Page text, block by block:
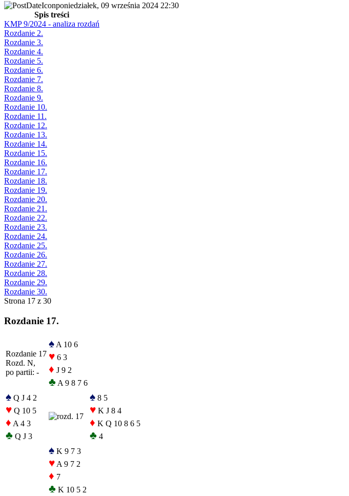
poniedziałek, 09 września 2024 22:30
Spis treści
KMP 9/2024 - analiza rozdań
Rozdanie 2.
Rozdanie 3.
Rozdanie 4.
Rozdanie 5.
Rozdanie 6.
Rozdanie 7.
Rozdanie 8.
Rozdanie 9.
Rozdanie 10.
Rozdanie 11.
Rozdanie 12.
Rozdanie 13.
Rozdanie 14.
Rozdanie 15.
Rozdanie 16.
Rozdanie 17.
Rozdanie 18.
Rozdanie 19.
Rozdanie 20.
Rozdanie 21.
Rozdanie 22.
Rozdanie 23.
Rozdanie 24.
Rozdanie 25.
Rozdanie 26.
Rozdanie 27.
Rozdanie 28.
Rozdanie 29.
Rozdanie 30.
Strona 17 z 30
Rozdanie 17.
Rozdanie 17
Rozd. N,
po partii: -
♠ A 10 6
♥ 6 3
♦ J 9 2
♣ A 9 8 7 6
♠ Q J 4 2
♥ Q 10 5
♦ A 4 3
♣ Q J 3
♠ 8 5
♥ K J 8 4
♦ K Q 10 8 6 5
♣ 4
♠ K 9 7 3
♥ A 9 7 2
♦ 7
♣ K 10 5 2